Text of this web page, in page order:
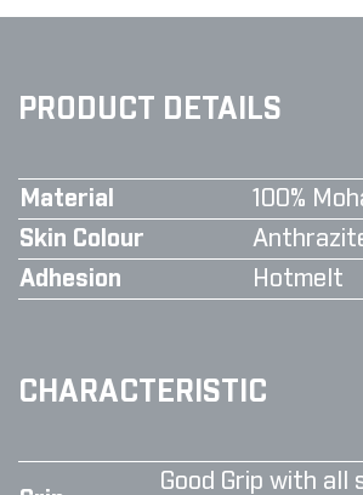
PRODUCT DETAILS
Material
100%
Skin Colour
Adhesion
Hotmelt
CHARACTERISTIC
Good Grip with all